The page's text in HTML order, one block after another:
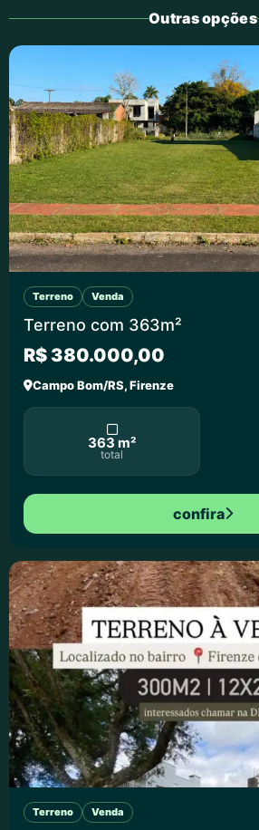
Outras opções
Terreno Venda
Terreno com 363m²
R$ 380.000,00
Campo Bom/RS, Firenze
363 m²
total
confira
Terreno Venda